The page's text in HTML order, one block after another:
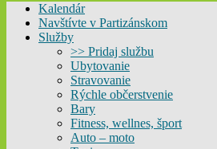
Menu
Kalendár
Navštívte v Partizánskom
Služby
>> Pridaj službu
Ubytovanie
Stravovanie
Rýchle občerstvenie
Bary
Fitness, wellnes, šport
Auto – moto